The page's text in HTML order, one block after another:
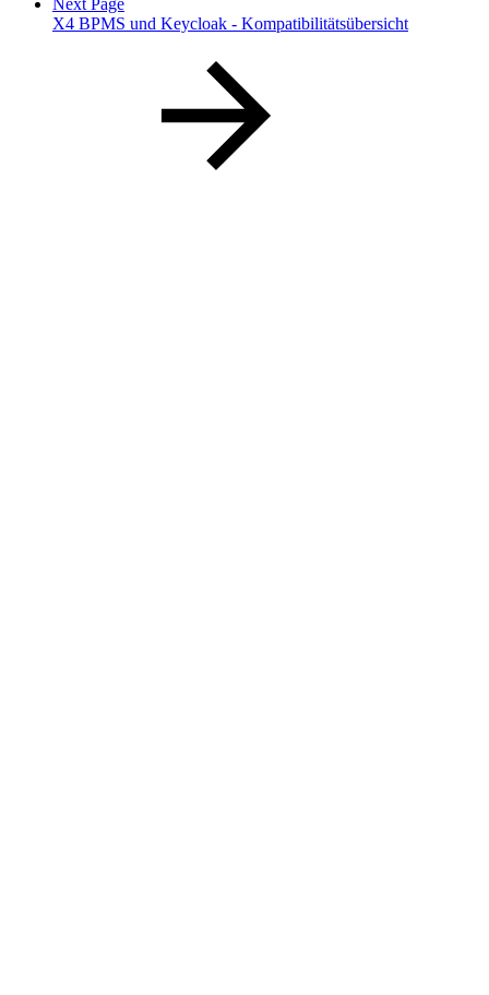
Next Page
X4 BPMS und Keycloak - Kompatibilitätsübersicht